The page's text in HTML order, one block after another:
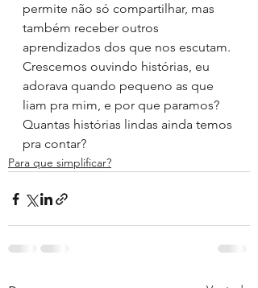
permite não só compartilhar, mas
também receber outros
aprendizados dos que nos escutam.
Crescemos ouvindo histórias, eu
adorava quando pequeno as que
liam pra mim, e por que paramos?
Quantas histórias lindas ainda temos
pra contar?
Para que simplificar?